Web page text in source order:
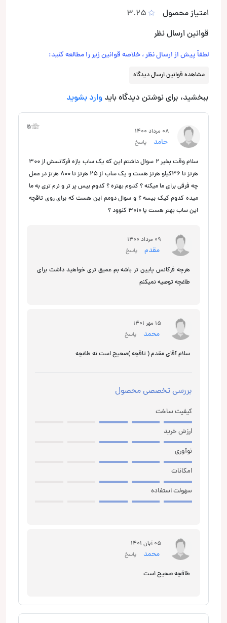
امتیاز محصول
3.25
قوانین ارسال نظر
لطفاً پیش از ارسال نظر ، خلاصه قوانین زیر را مطالعه کنید:
مشاهده قوانین ارسال دیدگاه
ببخشید، برای نوشتن دیدگاه باید وارد بشوید
5 08 مرداد 1400
حامد پاسخ
سلام وقت بخیر 2 سوال داشتم این که یک ساب بازه فرکانسش از ۳۰۰
هرتز تا ۳۶کیلو هرتز هست و یک ساب از 25 هرتز تا 800 هرتز در عمل
چه فرقی برای ما میکنه ؟ کدوم بهتره ؟ کدوم بیس پر تر و نرم تری به ما
میده کدوم کیک بیسه ؟ و سوال دومم این هست که برای روی تاقچه
این ساب بهتر هست یا 3010 کنوود ؟
09 مرداد 1400
مقدم پاسخ
هرچه فرکانس پایین تر باشه بم عمیق تری خواهید داشت برای
طاغچه توصیه نمیکنم
1
15 مهر 1401
محمد پاسخ
سلام آقای مقدم ( تاقچه )صحیح است نه طاغچه
بررسی تخصصی محصول
کیفیت ساخت
ارزش خرید
نوآوری
امکانات
سهولت استفاده
2
05 آبان 1401
محمد پاسخ
طاقچه صحیح است